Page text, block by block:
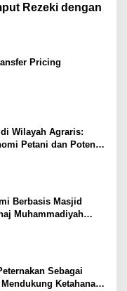
Rezeki dengan
Pricing
Wilayah Agraris:
Petani dan Potensi
Masjid di Kabupaten
Berbasis Masjid
Muhammadiyah
Sakinah di
Sebagai
Ketahanan